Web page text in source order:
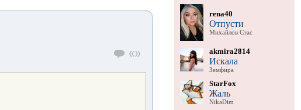
rena40
Отпусти
Михайлов Стас
akmira2814
Искала
Земфира
StarFox
Жаль
NikaDim